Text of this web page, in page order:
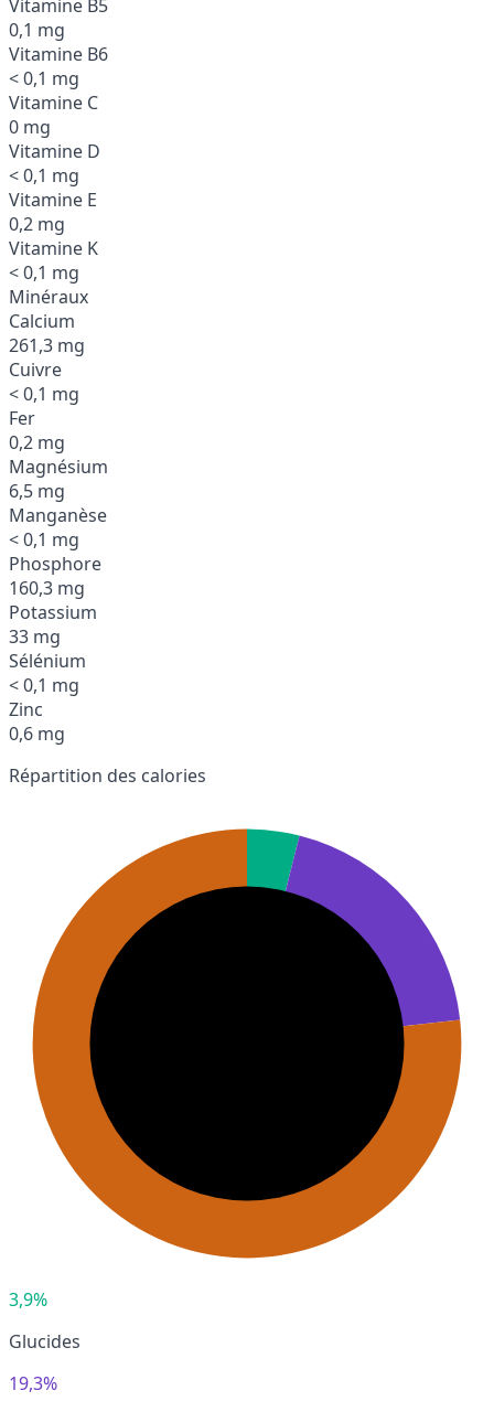
Vitamine B5
0,1 mg
Vitamine B6
< 0,1 mg
Vitamine C
0 mg
Vitamine D
< 0,1 mg
Vitamine E
0,2 mg
Vitamine K
< 0,1 mg
Minéraux
Calcium
261,3 mg
Cuivre
< 0,1 mg
Fer
0,2 mg
Magnésium
6,5 mg
Manganèse
< 0,1 mg
Phosphore
160,3 mg
Potassium
33 mg
Sélénium
< 0,1 mg
Zinc
0,6 mg
Répartition des calories
3,9%
Glucides
19,3%